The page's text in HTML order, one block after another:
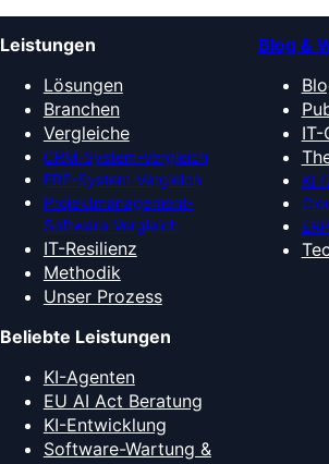
Leistungen
Lösungen
Branchen
Vergleiche
CRM-System-Vergleich
ERP-System-Vergleich
Projektmanagement-
Software-Vergleich
IT-Resilienz
Methodik
Unser Prozess
Beliebte Leistungen
KI-Agenten
EU AI Act Beratung
KI-Entwicklung
Software-Wartung &
Blog &
IT-
KI